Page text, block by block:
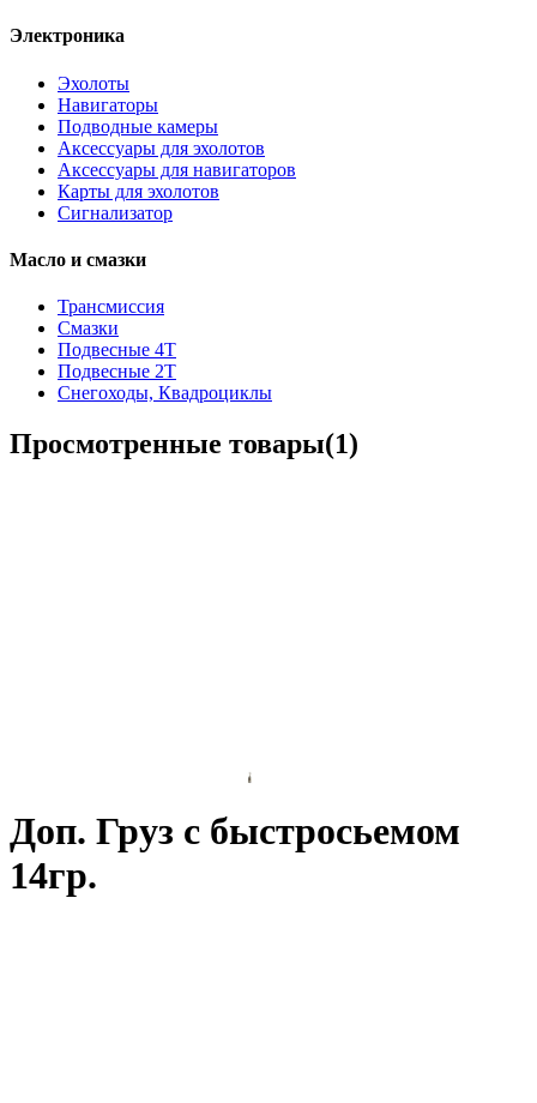
Электроника
Эхолоты
Навигаторы
Подводные камеры
Аксессуары для эхолотов
Аксессуары для навигаторов
Карты для эхолотов
Сигнализатор
Масло и смазки
Трансмиссия
Смазки
Подвесные 4Т
Подвесные 2Т
Снегоходы, Квадроциклы
Просмотренные товары(1)
Доп. Груз с быстросьемом
14гр.